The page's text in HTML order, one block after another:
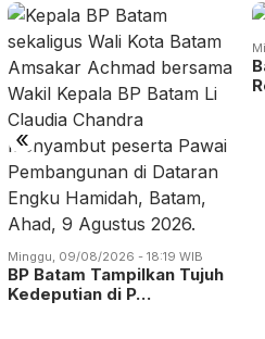
«
Minggu, 09/08/2026 - 18:19 WIB
BP Batam Tampilkan Tujuh
Kedeputian di P…